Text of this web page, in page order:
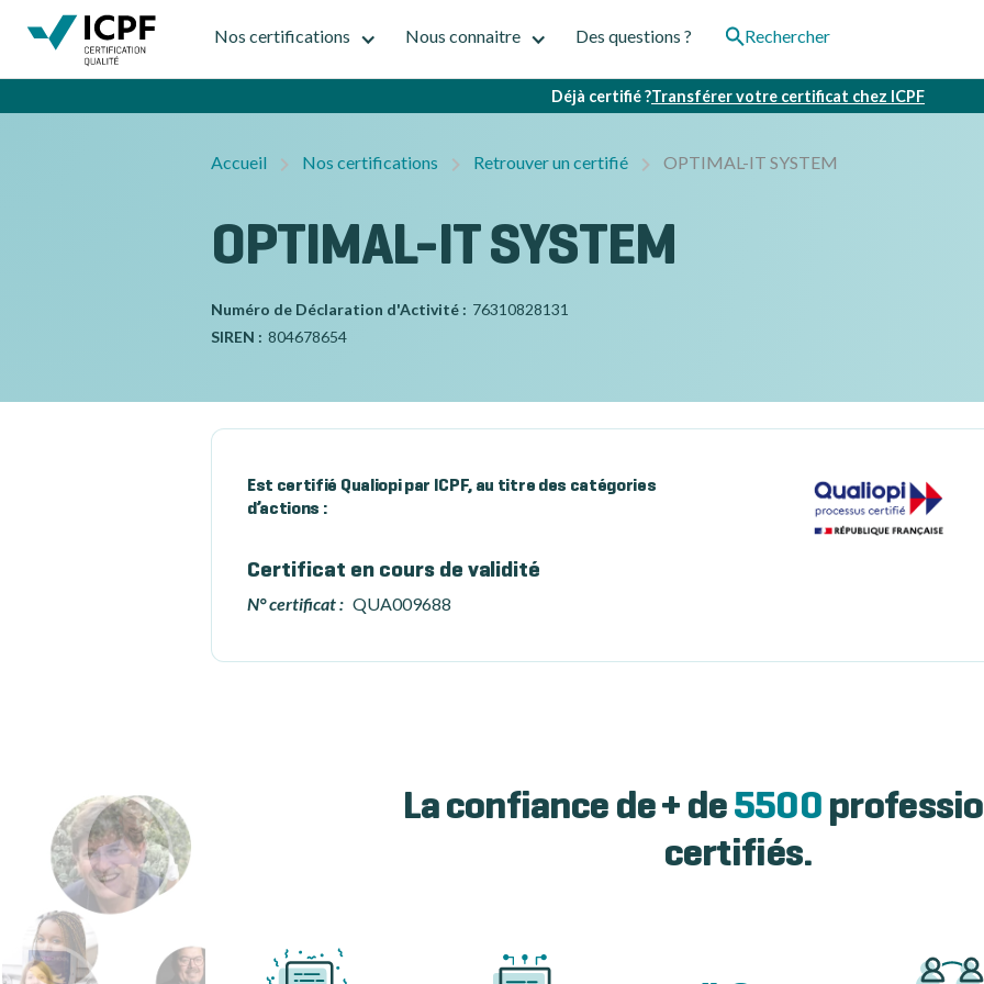
Nos certifications Nous connaitre Des questions ? Rechercher
Déjà certifié ?Transférer votre certificat chez ICPF
Accueil Nos certifications Retrouver un certifié OPTIMAL-IT SYSTEM
OPTIMAL-IT SYSTEM
Numéro de Déclaration d'Activité : 76310828131
SIREN : 804678654
Est certifié Qualiopi par ICPF, au titre des catégories
d’actions :
Certificat en cours de validité
N° certificat : QUA009688
La confiance de + de 5500
certifiés.